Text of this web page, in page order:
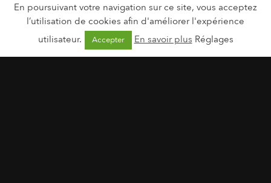
En poursuivant votre navigation sur ce site, vous acceptez
l’utilisation de cookies afin d'améliorer l'expérience
utilisateur.
Accepter En savoir plus Réglages